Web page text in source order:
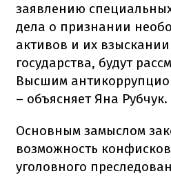
заявлению
дела о признании
активов и их
государства, будут
Высшим
– объясняет Яна Рубчук.
Основным замыслом
возможность
уголовного